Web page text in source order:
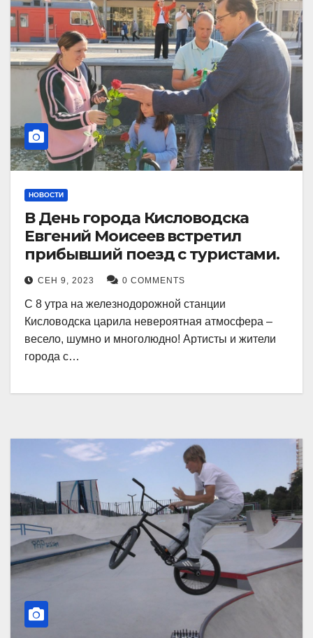
НОВОСТИ
В День города Кисловодска
Евгений Моисеев встретил
прибывший поезд с туристами.
СЕН 9, 2023 0 COMMENTS
С 8 утра на железнодорожной станции
Кисловодска царила невероятная атмосфера –
весело, шумно и многолюдно! Артисты и жители
города с…